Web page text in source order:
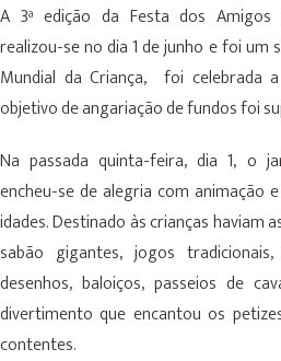
A 3ª edição da Festa dos Amigos
realizou-se no dia 1 de junho e foi um
Mundial da Criança, foi celebrada
objetivo de angariação de fundos foi
Na passada quinta-feira, dia 1, o
encheu-se de alegria com animação
idades. Destinado às crianças haviam
sabão gigantes, jogos
desenhos, baloiços, passeios de
divertimento que encantou os
contentes.